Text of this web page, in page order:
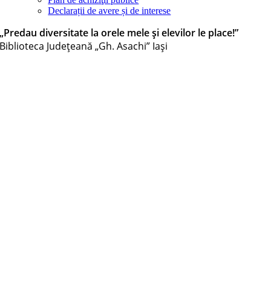
Declarații de avere și de interese
„Predau diversitate la orele mele și elevilor le place!”
Biblioteca Judeţeană „Gh. Asachi” Iaşi